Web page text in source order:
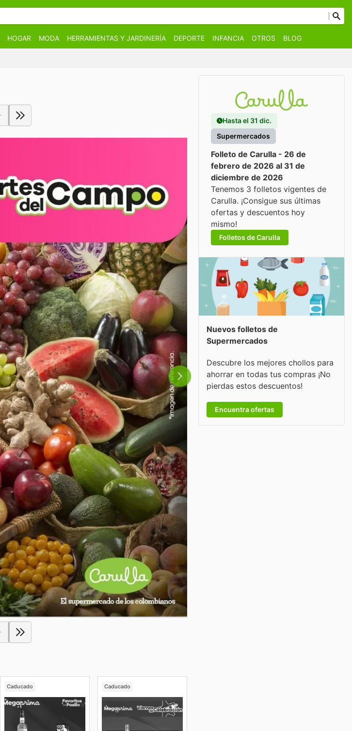
HOGAR MODA HERRAMIENTAS Y JARDINERÍA DEPORTE INFANCIA OTROS BLOG
Caducado Caducado
Hasta el 31 dic.
Supermercados
Folleto de Carulla - 26 de
febrero de 2026 al 31 de
diciembre de 2026
Tenemos 3 folletos vigentes de
Carulla. ¡Consigue sus últimas
ofertas y descuentos hoy
mismo!
Folletos de Carulla
Nuevos folletos de
Supermercados
Descubre los mejores chollos para
ahorrar en todas tus compras ¡No
pierdas estos descuentos!
Encuentra ofertas